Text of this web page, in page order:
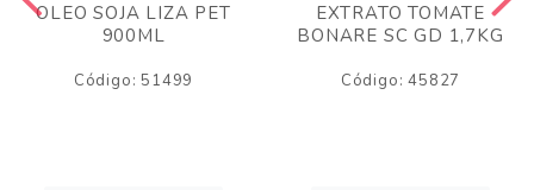
OLEO SOJA LIZA PET
900ML
Código: 51499
EXTRATO TOMATE
BONARE SC GD 1,7KG
Código: 45827